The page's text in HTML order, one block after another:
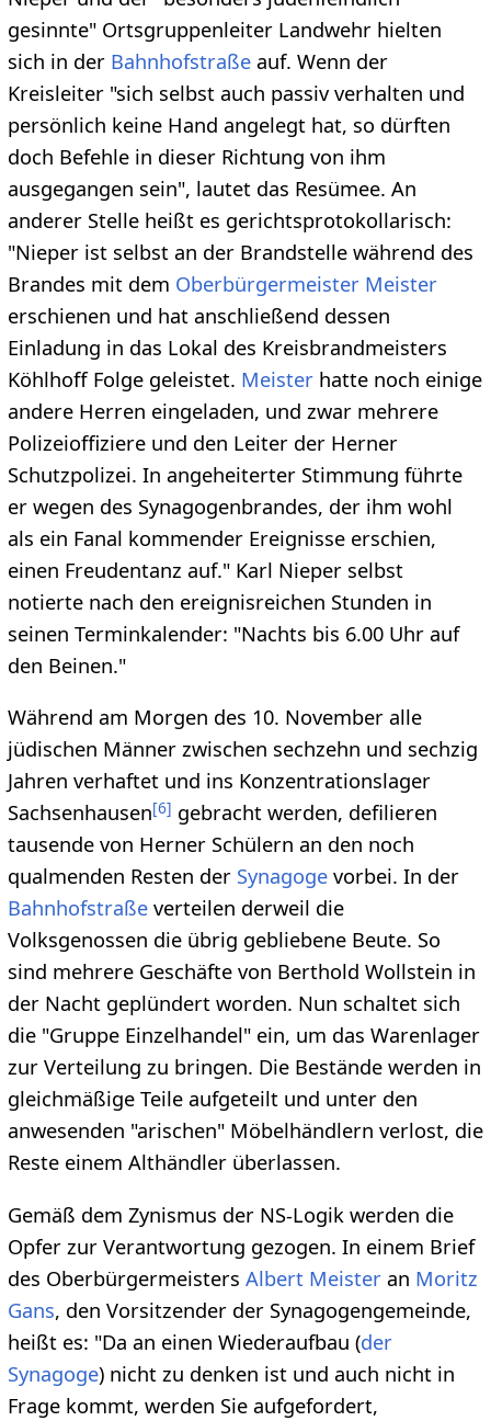
gesinnte" Ortsgruppenleiter Landwehr hielten
sich in der Bahnhofstraßeauf. Wenn der
Kreisleiter "sich selbst auch passiv verhalten und
persönlich keine Hand angelegt hat, so dürften
doch Befehle in dieser Richtung von ihm
ausgegangen sein", lautet das Resümee. An
anderer Stelle heißt es gerichtsprotokollarisch:
"Nieper ist selbst an der Brandstelle während des
Brandes mit dem Oberbürgermeister Meister
erschienen und hat anschließend dessen
Einladung in das Lokal des Kreisbrandmeisters
Köhlhoff Folge geleistet. Meisterhatte noch einige
andere Herren eingeladen, und zwar mehrere
Polizeioffiziere und den Leiter der Herner
Schutzpolizei. In angeheiterter Stimmung führte
er wegen des Synagogenbrandes, der ihm wohl
als ein Fanal kommender Ereignisse erschien,
einen Freudentanz auf." Karl Nieper selbst
notierte nach den ereignisreichen Stunden in
seinen Terminkalender: "Nachts bis 6.00 Uhr auf
den Beinen."
Während am Morgen des 10. November alle
jüdischen Männer zwischen sechzehn und sechzig
Jahren verhaftet und ins Konzentrationslager
Sachsenhausen[6] gebracht werden, defilieren
tausende von Herner Schülern an den noch
qualmenden Resten der Synagogevorbei. In der
Bahnhofstraßeverteilen derweil die
Volksgenossen die übrig gebliebene Beute. So
sind mehrere Geschäfte von Berthold Wollstein in
der Nacht geplündert worden. Nun schaltet sich
die "Gruppe Einzelhandel" ein, um das Warenlager
zur Verteilung zu bringen. Die Bestände werden in
gleichmäßige Teile aufgeteilt und unter den
anwesenden "arischen" Möbelhändlern verlost, die
Reste einem Althändler überlassen.
Gemäß dem Zynismus der NS-Logik werden die
Opfer zur Verantwortung gezogen. In einem Brief
des Oberbürgermeisters Albert Meisteran Moritz
Gans, den Vorsitzender der Synagogengemeinde,
heißt es: "Da an einen Wiederaufbau (der
Synagoge) nicht zu denken ist und auch nicht in
Frage kommt, werden Sie aufgefordert,